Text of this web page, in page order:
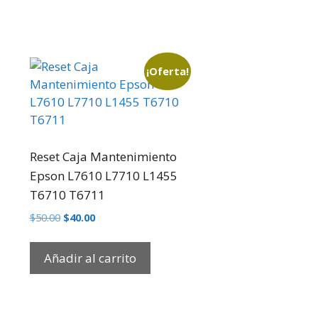
¡Oferta!
Reset Caja Mantenimiento
Epson L7610 L7710 L1455
T6710 T6711
$50.00 $40.00
Añadir al carrito